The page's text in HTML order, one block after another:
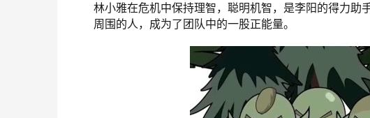
林小雅在危机中保持理智，聪明机智，是李阳的得力
周围的人，成为了团队中的一股正能量。